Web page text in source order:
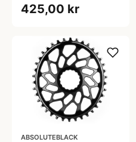
Montering Sort
425,00 kr
ABSOLUTEBLACK